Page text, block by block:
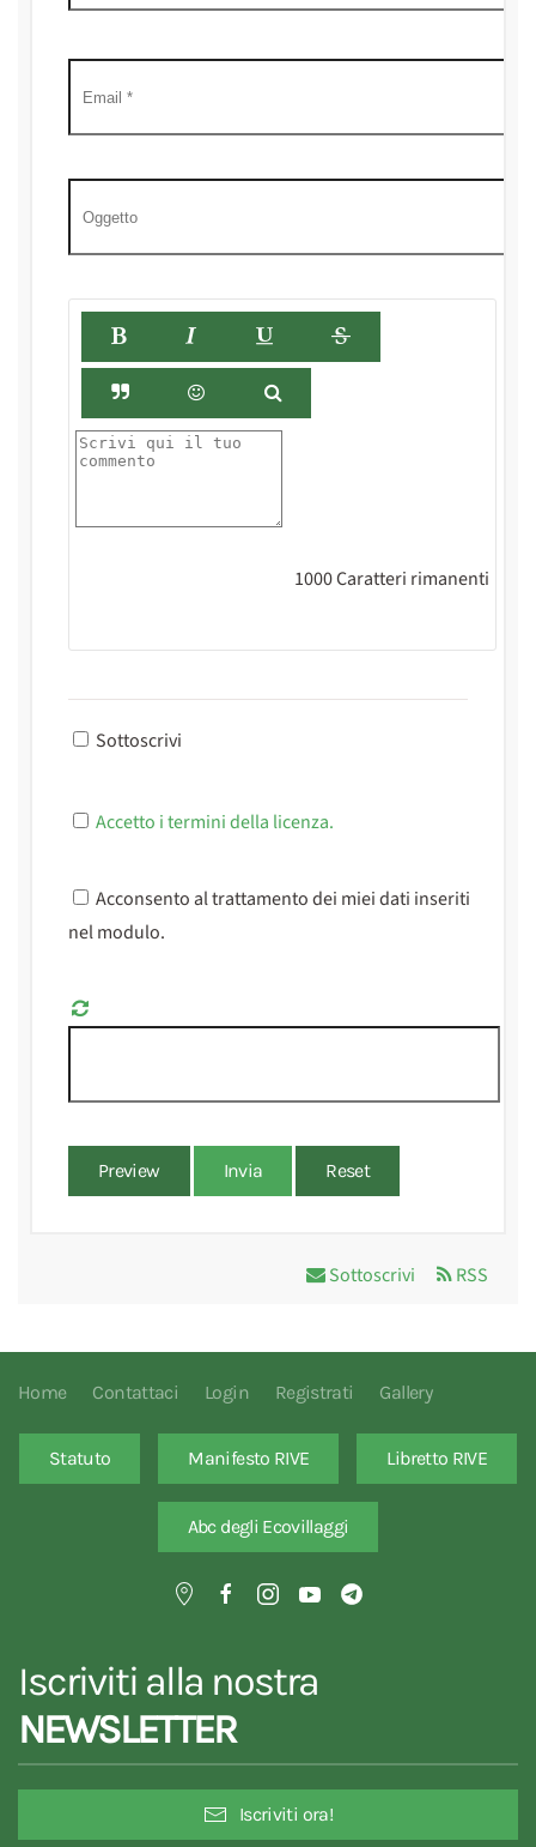
1000Caratteri rimanenti
Sottoscrivi
Accetto i termini della licenza.
Acconsento al trattamento dei miei dati inseriti
nel modulo.
Preview Invia Reset
Sottoscrivi RSS
Home Contattaci Login Registrati Gallery
Statuto Manifesto RIVE Libretto RIVE
Abc degli Ecovillaggi
Iscriviti alla nostra
NEWSLETTER
Iscriviti ora!